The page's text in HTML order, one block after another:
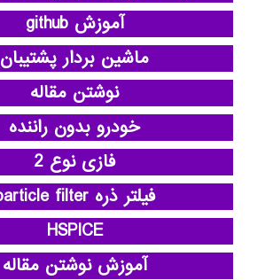
آموزش github
ماشین بردار پشتیبان
نوشتن مقاله
خودرو بدون راننده
فازی نوع 2
فیلتر ذره particle filter
HSPICE
آموزش نوشتن مقاله